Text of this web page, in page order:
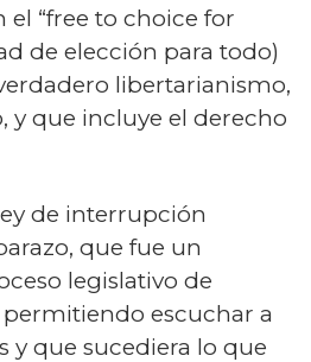
el “free to choice for
de elección para todo)
libertarianismo,
y que incluye el derecho
de interrupción
que fue un
legislativo de
escuchar a
y que sucediera lo que